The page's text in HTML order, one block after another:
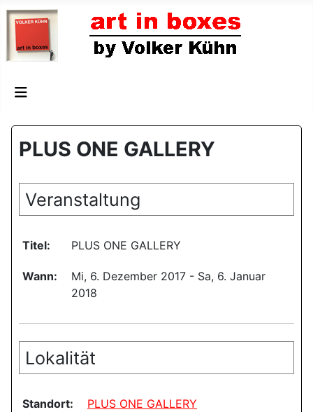
PLUS ONE GALLERY
Veranstaltung
Titel: PLUS ONE GALLERY
Wann: Mi, 6. Dezember 2017 - Sa, 6. Januar
2018
Lokalität
Standort:
PLUS ONE GALLERY